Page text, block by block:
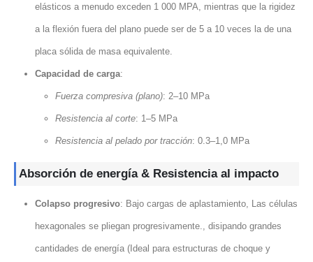
elásticos a menudo exceden 1 000 MPA, mientras que la rigidez
a la flexión fuera del plano puede ser de 5 a 10 veces la de una
placa sólida de masa equivalente.
Capacidad de carga:
Fuerza compresiva (plano): 2–10 MPa
Resistencia al corte: 1–5 MPa
Resistencia al pelado por tracción: 0.3–1,0 MPa
Absorción de energía & Resistencia al impacto
Colapso progresivo: Bajo cargas de aplastamiento, Las células
hexagonales se pliegan progresivamente., disipando grandes
cantidades de energía (Ideal para estructuras de choque y